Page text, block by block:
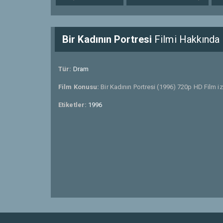
Bir Kadının Portresi Filmi Hakkında
Tür: Dram
Film Konusu: Bir Kadının Portresi (1996) 720p HD Film
Etiketler: 1996